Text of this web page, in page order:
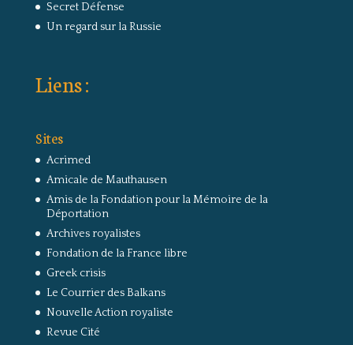
Secret Défense
Un regard sur la Russie
Liens :
Sites
Acrimed
Amicale de Mauthausen
Amis de la Fondation pour la Mémoire de la
Déportation
Archives royalistes
Fondation de la France libre
Greek crisis
Le Courrier des Balkans
Nouvelle Action royaliste
Revue Cité